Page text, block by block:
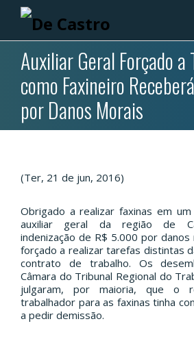
Auxiliar Geral Forçado a
como Faxineiro
por Danos Morais
(Ter, 21 de jun, 2016)
Obrigado a realizar faxinas em
auxiliar geral da região de
indenização de R$ 5.000 por
forçado a realizar tarefas distintas
contrato de trabalho. Os
Câmara do Tribunal Regional do
julgaram, por maioria, que o
trabalhador para as faxinas tinha
a pedir demissão.